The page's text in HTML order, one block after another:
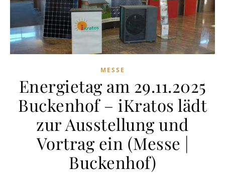
MESSE
Energietag am 29.11.2025
Buckenhof – iKratos lädt
zur Ausstellung und
Vortrag ein (Messe |
Buckenhof)